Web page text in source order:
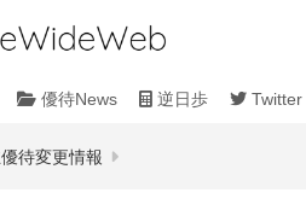
優待News 逆日歩 Twitter
待変更情報